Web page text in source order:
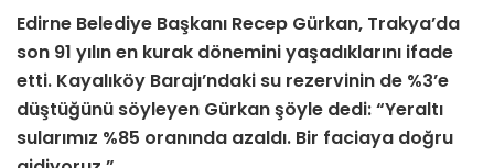
Edirne Belediye Başkanı Recep Gürkan, Trakya’da
son 91 yılın en kurak dönemini yaşadıklarını ifade
etti. Kayalıköy Barajı’ndaki su rezervinin de %3’e
düştüğünü söyleyen Gürkan şöyle dedi: “Yeraltı
sularımız %85 oranında azaldı. Bir faciaya doğru